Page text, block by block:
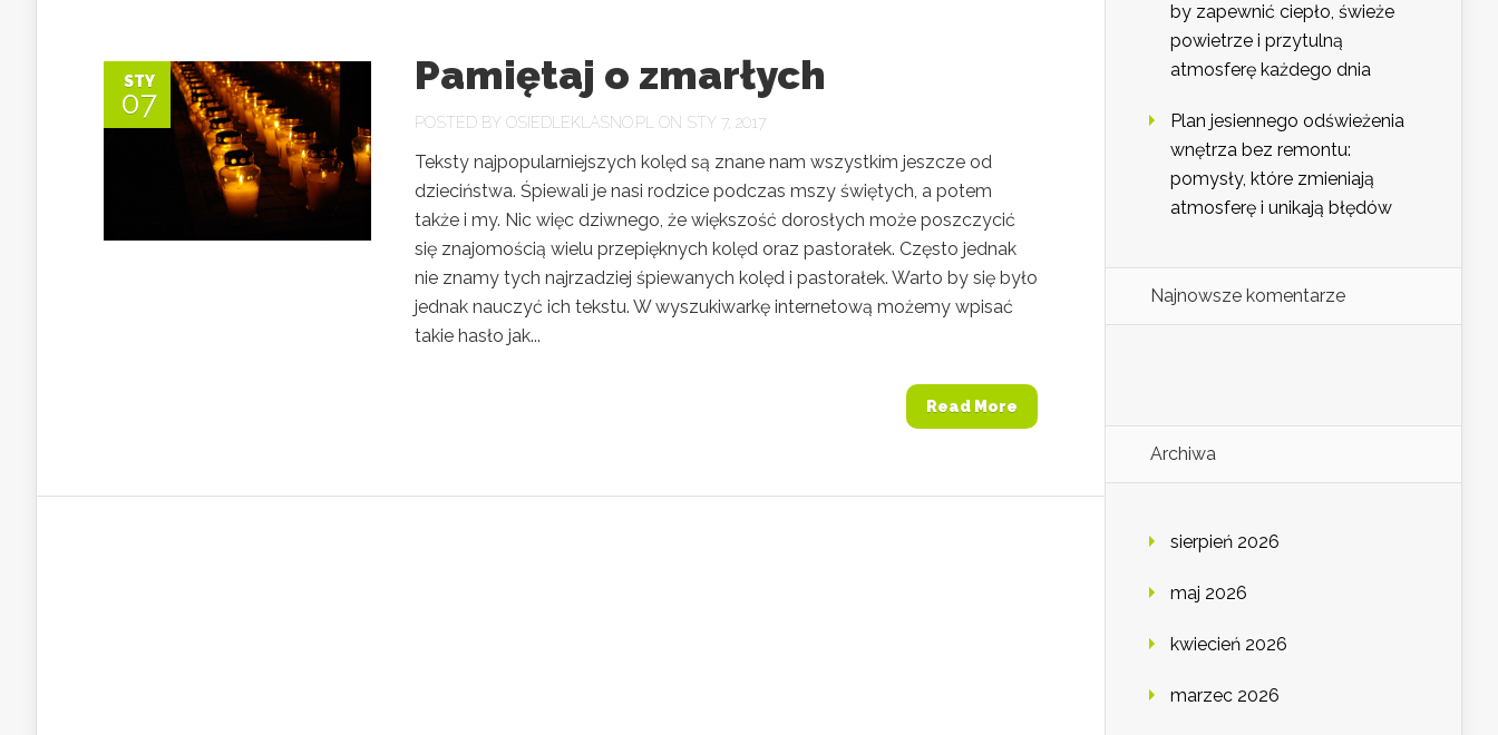
STY
07
Pamiętaj o zmarłych
POSTED BY OSIEDLEKLASNO.PL ON STY 7, 2017
Teksty najpopularniejszych kolęd są znane nam wszystkim jeszcze od
dzieciństwa. Śpiewali je nasi rodzice podczas mszy świętych, a potem
także i my. Nic więc dziwnego, że większość dorosłych może poszczycić
się znajomością wielu przepięknych kolęd oraz pastorałek. Często jednak
nie znamy tych najrzadziej śpiewanych kolęd i pastorałek. Warto by się było
jednak nauczyć ich tekstu. W wyszukiwarkę internetową możemy wpisać
takie hasło jak...
Read More
by zapewnić ciepło, świeże
powietrze i przytulną
atmosferę każdego dnia
Plan jesiennego odświeżenia
wnętrza bez remontu:
pomysły, które zmieniają
atmosferę i unikają błędów
Najnowsze komentarze
Archiwa
sierpień 2026
maj 2026
kwiecień 2026
marzec 2026